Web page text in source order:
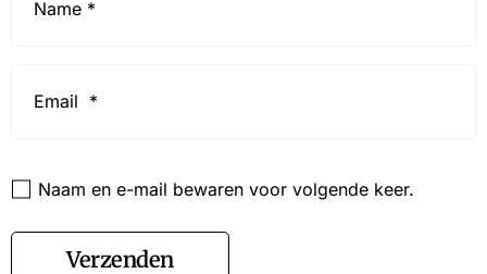
Naam en e-mail bewaren voor volgende keer.
Verzenden